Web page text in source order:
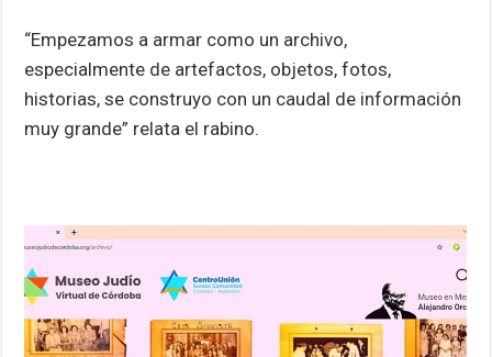
“Empezamos a armar como un archivo,
especialmente de artefactos, objetos, fotos,
historias, se construyo con un caudal de información
muy grande” relata el rabino.